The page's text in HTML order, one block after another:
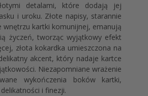
detalami, które dodają jej
i uroku. Złote napisy, starannie
wnętrzu kartki komunijnej, emanują
życzeń, tworząc wyjątkowy efekt
złota kokardka umieszczona na
akcent, który nadaje kartce
Niezapomniane wrażenie
wykończenia boków kartki,
i finezji.